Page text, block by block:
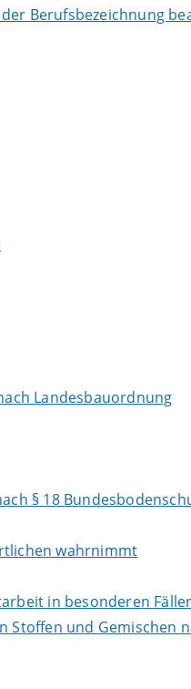
Berufsbezeichnung
Landesbauordnung
§ 18
wahrnimmt
in besonderen
und Gemischen